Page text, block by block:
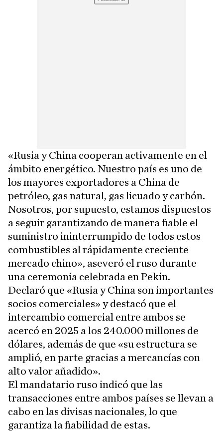
«Rusia y China cooperan activamente en el
ámbito energético. Nuestro país es uno de
los mayores exportadores a China de
petróleo, gas natural, gas licuado y carbón.
Nosotros, por supuesto, estamos dispuestos
a seguir garantizando de manera fiable el
suministro ininterrumpido de todos estos
combustibles al rápidamente creciente
mercado chino», aseveró el ruso durante
una ceremonia celebrada en Pekín.
Declaró que «Rusia y China son importantes
socios comerciales» y destacó que el
intercambio comercial entre ambos se
acercó en 2025 a los 240.000 millones de
dólares, además de que «su estructura se
amplió, en parte gracias a mercancías con
alto valor añadido».
El mandatario ruso indicó que las
transacciones entre ambos países se llevan a
cabo en las divisas nacionales, lo que
garantiza la fiabilidad de estas.